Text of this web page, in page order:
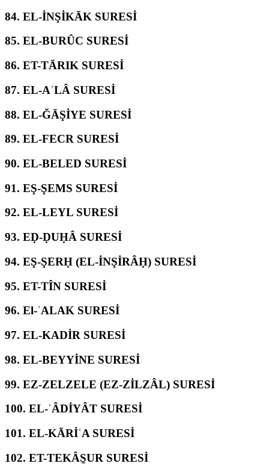
84. EL-İNŞİKĀK SURESİ
85. EL-BURÛC SURESİ
86. ET-TĀRIK SURESİ
87. EL-AʿLÂ SURESİ
88. EL-ĞĀŞİYE SURESİ
89. EL-FECR SURESİ
90. EL-BELED SURESİ
91. EŞ-ŞEMS SURESİ
92. EL-LEYL SURESİ
93. EḌ-ḌUḤÂ SURESİ
94. EŞ-ŞERḤ (EL-İNŞİRÂḤ) SURESİ
95. ET-TÎN SURESİ
96. El-ʿALAK SURESİ
97. EL-KADİR SURESİ
98. EL-BEYYİNE SURESİ
99. EZ-ZELZELE (EZ-ZİLZÂL) SURESİ
100. EL-ʿÂDİYÂT SURESİ
101. EL-KĀRİʿA SURESİ
102. ET-TEKÂS̱UR SURESİ